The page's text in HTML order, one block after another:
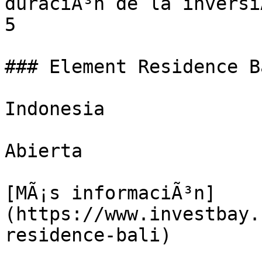
5
### Element
Indonesia
Abierta
[MÃ¡s informaciÃ³n]
(https://
residence-bali)